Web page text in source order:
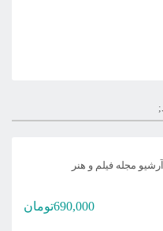
آرشیو مجله فیلم و هنر
690,000تومان